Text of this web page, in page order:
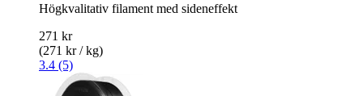
Högkvalitativ filament med sideneffekt
271 kr
(271 kr / kg)
3.4 (5)